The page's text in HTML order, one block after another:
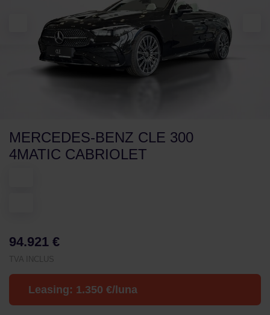
MERCEDES-BENZ CLE 300
4MATIC CABRIOLET
94.921 €
TVA INCLUS
Leasing: 1.350 €/luna